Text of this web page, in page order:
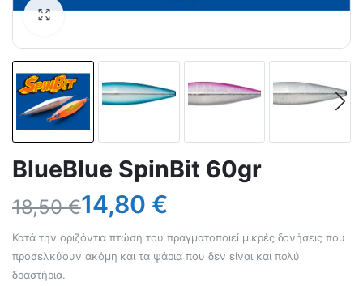
BlueBlue SpinBit 60gr
18,50€14,80 €
Κατά την οριζόντια πτώση του πραγματοποιεί μικρές δονήσεις που
προσελκύουν ακόμη και τα ψάρια που δεν είναι και πολύ
δραστήρια.